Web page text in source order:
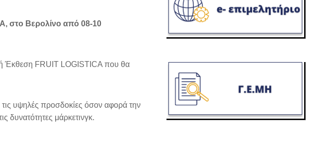
στο Βερολίνο από 08-10
Έκθεση FRUIT LOGISTICA που θα
τις υψηλές προσδοκίες όσον αφορά την
δυνατότητες μάρκετινγκ.